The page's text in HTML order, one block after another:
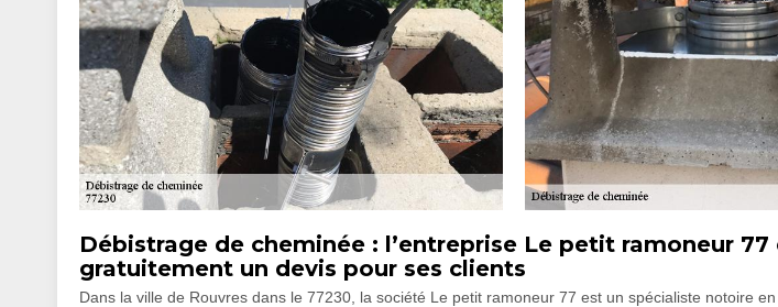
Débistrage de cheminée : l’entreprise Le petit ramoneur
gratuitement un devis pour ses clients
Dans la ville de Rouvres dans le 77230, la société Le petit ramoneur 77 est un spécialiste notoire